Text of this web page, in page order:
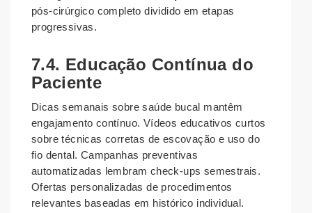
pós-cirúrgico completo dividido em etapas
progressivas.
7.4. Educação Contínua do
Paciente
Dicas semanais sobre saúde bucal mantêm
engajamento contínuo. Vídeos educativos curtos
sobre técnicas corretas de escovação e uso do
fio dental. Campanhas preventivas
automatizadas lembram check-ups semestrais.
Ofertas personalizadas de procedimentos
relevantes baseadas em histórico individual.